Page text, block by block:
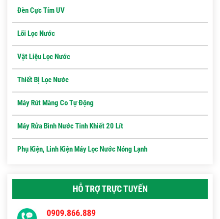
Đèn Cực Tím UV
Lõi Lọc Nước
Vật Liệu Lọc Nước
Thiết Bị Lọc Nước
Máy Rút Màng Co Tự Động
Máy Rửa Bình Nước Tinh Khiết 20 Lít
Phụ Kiện, Linh Kiện Máy Lọc Nước Nóng Lạnh
HỖ TRỢ TRỰC TUYẾN
0909.866.889